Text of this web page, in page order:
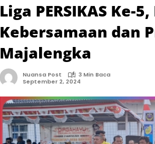
Liga PERSIKAS Ke-
Kebersamaan dan
Majalengka
Nuansa Post
3 Min Baca
September 2, 2024